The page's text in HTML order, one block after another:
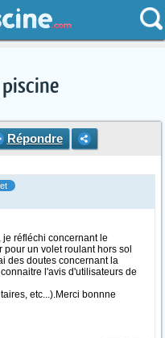
Répondre
réfléchi concernant le
un volet roulant hors sol
des doutes concernant la
l'avis d'utilisateurs de
etc...).Merci bonnne